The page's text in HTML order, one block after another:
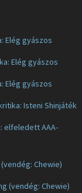
Elég gyászos
Elég gyászos
Elég gyászos
Isteni Shinjáték
elfeledett AAA-
Chewie)
(vendég: Chewie)